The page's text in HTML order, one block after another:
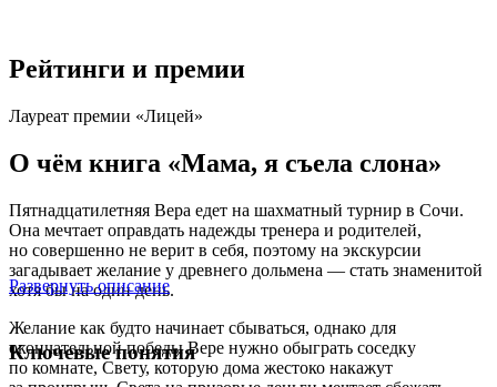
Рейтинги и премии
Лауреат премии «Лицей»
О чём книга «Мама, я съела слона»
Пятнадцатилетняя Вера едет на шахматный турнир в Сочи.
Она мечтает оправдать надежды тренера и родителей,
но совершенно не верит в себя, поэтому на экскурсии
загадывает желание у древнего дольмена — стать знаменитой
хотя бы на один день.
Желание как будто начинает сбываться, однако для
окончательной победы Вере нужно обыграть соседку
по комнате, Свету, которую дома жестоко накажут
Развернуть описание
Ключевые понятия